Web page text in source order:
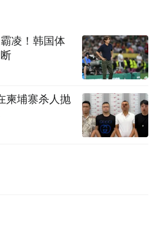
盖欧洲的联合防空体系。北
称，北约的应对行动“非常成
对局势进行全面评估，并将密
势，防空系统始终处于待命状
控，俄国防部10日回应称，俄
凌！韩国体
柬埔寨杀人抛